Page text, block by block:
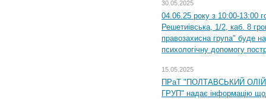
30.05.2025
04.06.25 року з 10:00-13:00
Решетиівська, 1/2, каб. 8
правозахисна група" буде
психологічну допомогу
15.05.2025
ПРаТ "ПОЛТАВСЬКИЙ
ГРУП" надає інформацію